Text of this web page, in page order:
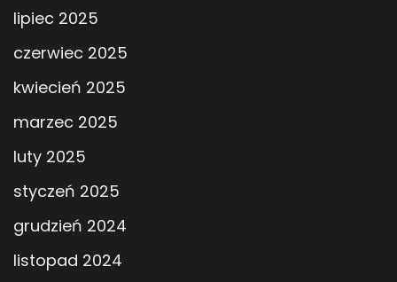
lipiec 2025
czerwiec 2025
kwiecień 2025
marzec 2025
luty 2025
styczeń 2025
grudzień 2024
listopad 2024